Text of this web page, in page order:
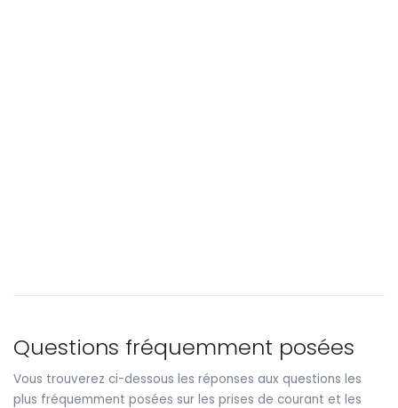
Questions fréquemment posées
Vous trouverez ci-dessous les réponses aux questions les
plus fréquemment posées sur les prises de courant et les